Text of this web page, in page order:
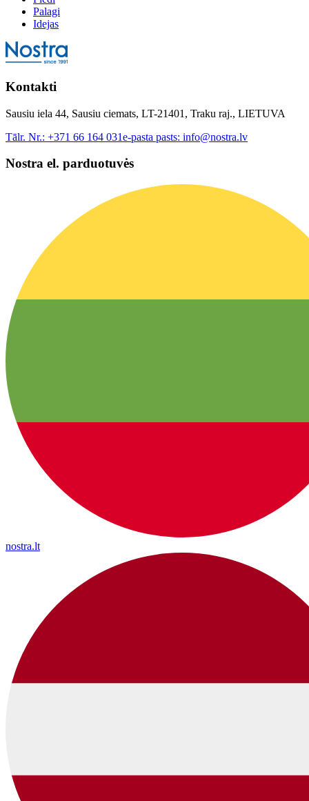
Palagi
Idejas
Kontakti
Sausiu iela 44, Sausiu ciemats, LT-21401, Traku raj., LIETUVA
Tālr. Nr.: +371 66 164 031e-pasta pasts: info@nostra.lv
Nostra el. parduotuvės
nostra.lt